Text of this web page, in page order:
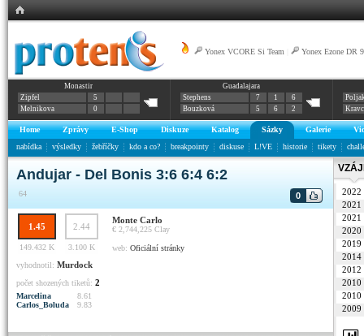
Yonex VCORE Si Team Yonex Ezone DR
Monastir
Zipfel
5
Melnikova
0
Guadalajara
Stephens
7 1
6
Bouzková
5 6 2
Home Zprávy E-Shop Diskuze Katalog Sázky Galerie
nabídka
výsledky žebříčky kdo a co? breakpointy diskuse L!VE historie tikety
Andujar - Del Bonis 3:6 6:4 6:2
64 0
1.45 2.44
Monte Carlo
€ 2,744,225 Clay
149.432 K
3.100 K web: Oficiální stránky
vyhodnotil: Murdock
počet shozených tiketů: 2
Marcelina
8.61
Carlos_Boluda
9.83
2022
2021
2021
2020
2019
2014
2012
2010
2010
2009